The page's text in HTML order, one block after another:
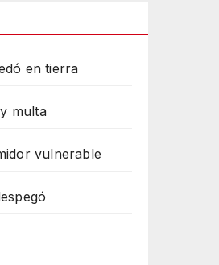
en tierra
multa
vulnerable